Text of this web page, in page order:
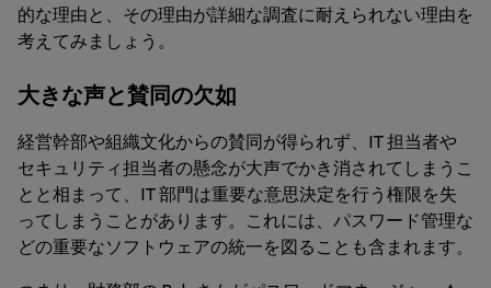
的な理由と、その理由が詳細な調査に耐えられない理由を
考えてみましょう。
大きな声と賛同の欠如
経営幹部や組織文化からの賛同が得られず、IT 担当者や
セキュリティ担当者の懸念が大声でかき消されてしまうこ
とと相まって、IT 部門は重要な意思決定を行う権限を失
ってしまうことがあります。これには、パスワード管理な
どの重要なソフトウェアの統一を図ることも含まれます。